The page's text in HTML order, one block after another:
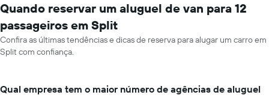
Quando reservar um aluguel de van para 12
passageiros em Split
Confira as últimas tendências e dicas de reserva para alugar um carro em
Split com confiança.
Qual empresa tem o maior número de agências de aluguel